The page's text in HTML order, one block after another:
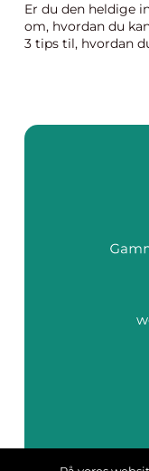
Er du den heldige
om, hvordan du
3 tips til, hvordan